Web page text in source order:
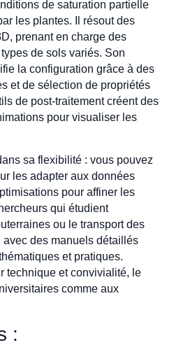
de saturation partielle
les plantes. Il résout des
prenant en charge des
de sols variés. Son
la configuration grâce à des
et de sélection de propriétés
de post-traitement créent des
pour visualiser les
sa flexibilité : vous pouvez
les adapter aux données
pour affiner les
qui étudient
ou le transport des
des manuels détaillés
et pratiques.
technique et convivialité, le
comme aux
: